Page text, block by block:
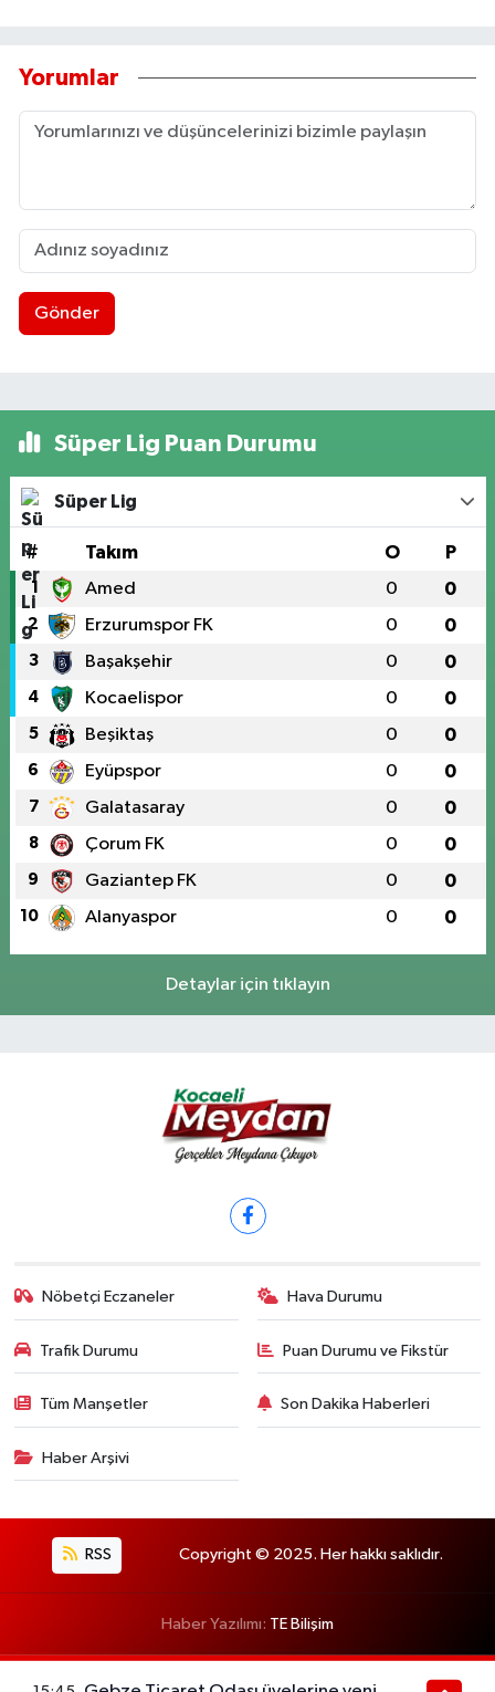
Yorumlar
Gönder
Süper Lig Puan Durumu
Süper Lig
# Takım O P
1 Amed 0 0
2 Erzurumspor FK 0 0
3 Başakşehir 0 0
4 Kocaelispor 0 0
5 Beşiktaş 0 0
6 Eyüpspor 0 0
7 Galatasaray 0 0
8 Çorum FK 0 0
9 Gaziantep FK 0 0
10 Alanyaspor 0 0
Detaylar için tıklayın
Nöbetçi Eczaneler Hava Durumu
Trafik Durumu Puan Durumu ve Fikstür
Tüm Manşetler Son Dakika Haberleri
Haber Arşivi
RSS Copyright © 2025. Her hakkı saklıdır.
Haber Yazılımı: TE Bilişim